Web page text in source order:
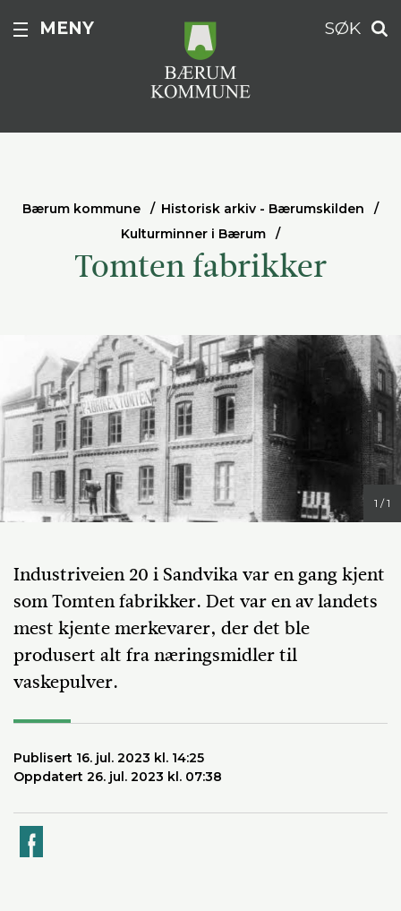
MENY SØK
Bærum kommune
Historisk arkiv - Bærumskilden
Kulturminner i Bærum
Tomten fabrikker
1 / 1
Industriveien 20 i Sandvika var en gang kjent
som Tomten fabrikker. Det var en av landets
mest kjente merkevarer, der det ble
produsert alt fra næringsmidler til
vaskepulver.
Publisert 16. jul. 2023 kl. 14:25
Oppdatert 26. jul. 2023 kl. 07:38